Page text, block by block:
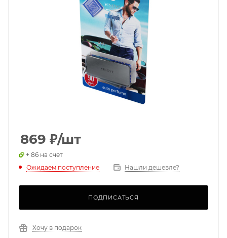
869 ₽/шт
+ 86 на счет
Ожидаем поступление
Нашли дешевле?
ПОДПИСАТЬСЯ
Хочу в подарок